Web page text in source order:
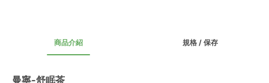
商品介紹 規格 / 保存
曼寧-舒眠茶